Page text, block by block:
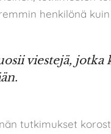
henkilönä
viestejä,
tutkimukset